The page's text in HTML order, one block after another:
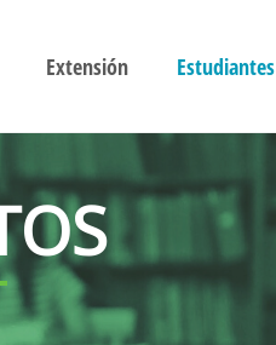
Extensión Estudiantes